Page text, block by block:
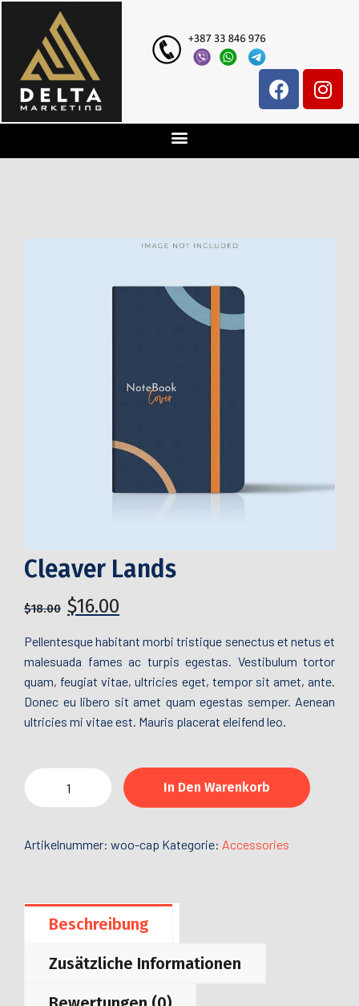
Cleaver Lands
$18.00 $16.00
Pellentesque habitant morbi tristique senectus et netus et
malesuada fames ac turpis egestas. Vestibulum tortor
quam, feugiat vitae, ultricies eget, tempor sit amet, ante.
Donec eu libero sit amet quam egestas semper. Aenean
ultricies mi vitae est. Mauris placerat eleifend leo.
In Den Warenkorb
Artikelnummer: woo-cap Kategorie: Accessories
Beschreibung
Zusätzliche Informationen